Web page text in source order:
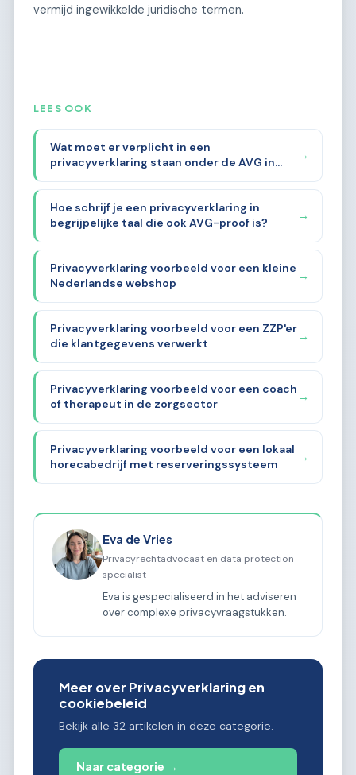
vermijd ingewikkelde juridische termen.
LEES OOK
Wat moet er verplicht in een
privacyverklaring staan onder de AVG in
→
Hoe schrijf je een privacyverklaring in
begrijpelijke taal die ook AVG-proof is?
→
Privacyverklaring voorbeeld voor een kleine
Nederlandse webshop
→
Privacyverklaring voorbeeld voor een ZZP'er
die klantgegevens verwerkt
→
Privacyverklaring voorbeeld voor een coach
of therapeut in de zorgsector
→
Privacyverklaring voorbeeld voor een lokaal
horecabedrijf met reserveringssysteem
→
Eva de Vries
Privacyrechtadvocaat en data protection
specialist
Eva is gespecialiseerd in het adviseren
over complexe privacyvraagstukken.
Meer over Privacyverklaring en
cookiebeleid
Bekijk alle 32 artikelen in deze categorie.
Naar categorie →